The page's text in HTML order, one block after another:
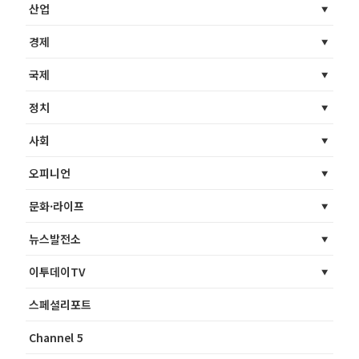
산업
경제
국제
정치
사회
오피니언
문화·라이프
뉴스발전소
이투데이TV
스페셜리포트
Channel 5